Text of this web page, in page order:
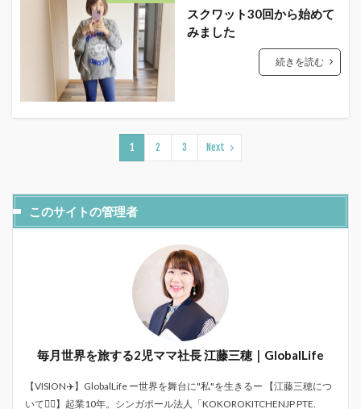
スクワット30回から始めて
みました
続きを読む
1 2 3 Next
このサイトの管理者
毎月世界を旅する2児ママ社長 江藤三穂｜GlobalLife
【VISION✈️】GlobalLife ー世界を舞台に"私"を生きるー 【江藤三穂につ
いて💁‍♀️】起業10年。シンガポール法人「KOKOROKITCHENJP PTE.